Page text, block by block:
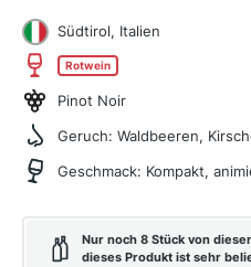
Südtirol, Italien
Rotwein
Pinot Noir
Geruch: Waldbeeren,
Geschmack: Kompakt,
Nur noch 8 Stück von
dieses Produkt ist sehr